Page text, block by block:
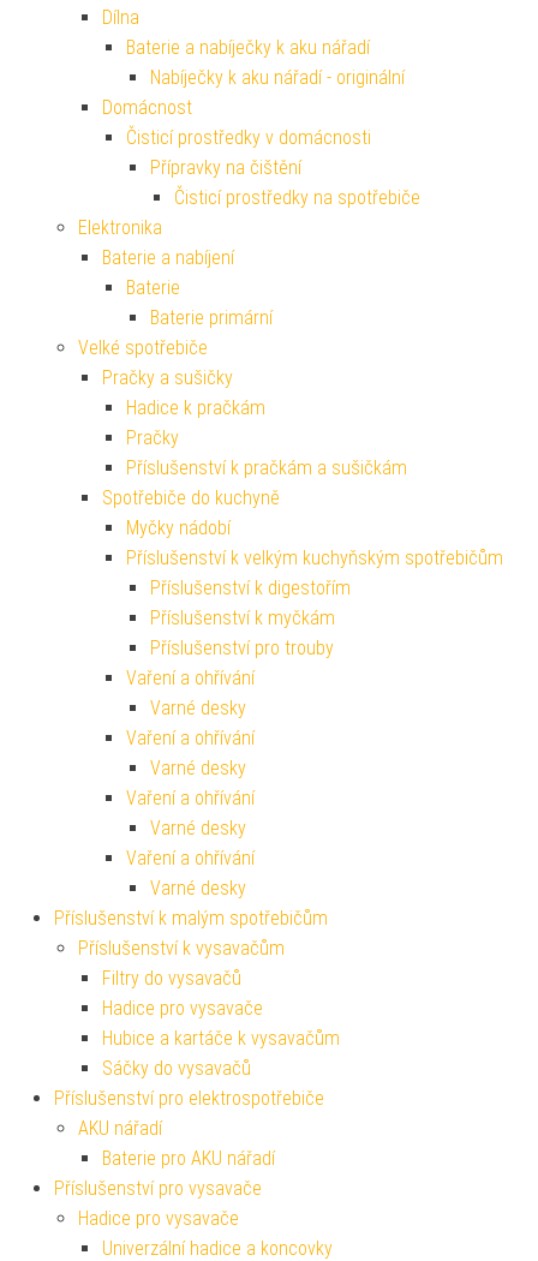
Dílna
Baterie a nabíječky k aku nářadí
Nabíječky k aku nářadí - originální
Domácnost
Čisticí prostředky v domácnosti
Přípravky na čištění
Čisticí prostředky na spotřebiče
Elektronika
Baterie a nabíjení
Baterie
Baterie primární
Velké spotřebiče
Pračky a sušičky
Hadice k pračkám
Pračky
Příslušenství k pračkám a sušičkám
Spotřebiče do kuchyně
Myčky nádobí
Příslušenství k velkým kuchyňským spotřebičům
Příslušenství k digestořím
Příslušenství k myčkám
Příslušenství pro trouby
Vaření a ohřívání
Varné desky
Vaření a ohřívání
Varné desky
Vaření a ohřívání
Varné desky
Vaření a ohřívání
Varné desky
Příslušenství k malým spotřebičům
Příslušenství k vysavačům
Filtry do vysavačů
Hadice pro vysavače
Hubice a kartáče k vysavačům
Sáčky do vysavačů
Příslušenství pro elektrospotřebiče
AKU nářadí
Baterie pro AKU nářadí
Příslušenství pro vysavače
Hadice pro vysavače
Univerzální hadice a koncovky